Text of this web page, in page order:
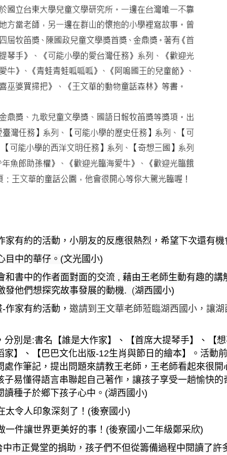
家有約的活動，小朋友的反應很熱烈，希望下次還有
目中的華仔。 (文光國小)
和書中的作者面對面的交流 , 藉由王老師生動有趣的講
發他們想探究故事發展的動機. (湖西國小)
-作家有約活動， 邀請到王文華老師蒞臨湖西國小，讓
分別是:書名【誰是大作家】、【首席大提琴手】、【
家】、【巴巴文化出版-12生肖與節日的繪本】。 活動
處作筆記，提出問題來請教王老師，王老師看起來很
子易懂得語言串聯起自己著作，讓孩子享受一趟愉快
種子於鄉下孩子心中。 (湖西國小)
太令人印象深刻了！(後寮國小)
一件讓世界更美好的事！(後寮國小二年級鄭采欣)
市正覺堂的捐助，孩子們不但從籌備過程中閱讀了許